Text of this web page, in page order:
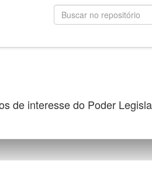
de interesse do Poder